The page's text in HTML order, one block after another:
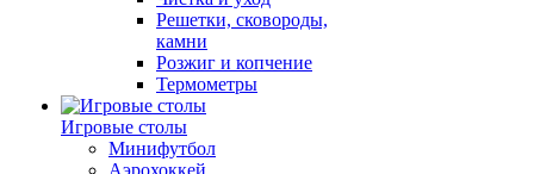
Решетки, сковороды,
камни
Розжиг и копчение
Термометры
Игровые столы
Минифутбол
Аэрохоккей